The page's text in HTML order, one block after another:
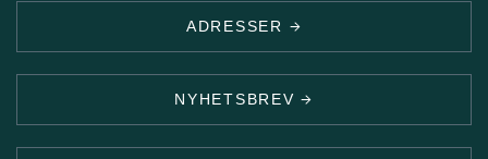
ADRESSER
NYHETSBREV